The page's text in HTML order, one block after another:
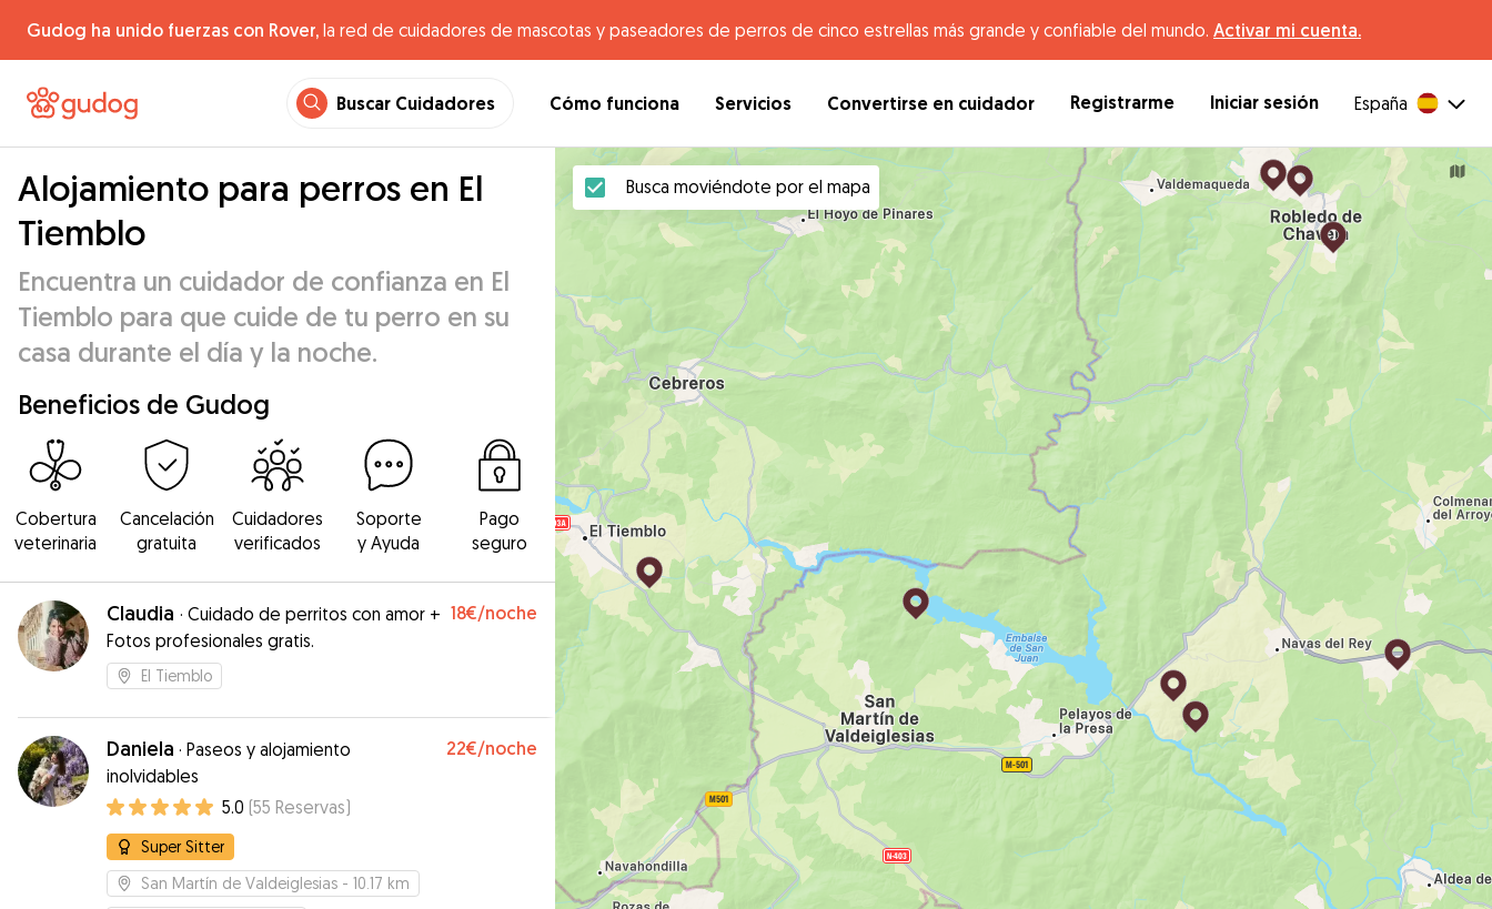
Gudog ha unido fuerzas con Rover, la red de cuidadores de mascotas y paseadores de perros de cinco estrellas más grande y confiable del mundo. Activar mi cuenta.
Buscar Cuidadores Cómo funciona Servicios Convertirse en cuidador Registrarme Iniciar sesión España
Alojamiento para perros en El
Tiemblo
Encuentra un cuidador de confianza en El
Tiemblo para que cuide de tu perro en su
casa durante el día y la noche.
Beneficios de Gudog
Cobertura
veterinaria
Cancelación
gratuita
Cuidadores
verificados
Soporte
y Ayuda
Pago
seguro
Claudia · Cuidado de perritos con amor +
Fotos profesionales gratis.
18€/noche
El Tiemblo
Daniela · Paseos y alojamiento
inolvidables
22€/noche
5.0 (55 Reservas)
Super Sitter
San Martín de Valdeiglesias - 10.17 km
Busca moviéndote por el mapa